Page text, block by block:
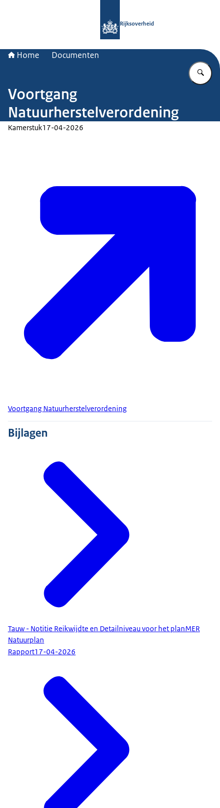
Rijksoverheid
Home Documenten
Voortgang
Natuurherstelverordening
Kamerstuk17-04-2026
Voortgang Natuurherstelverordening
Bijlagen
Tauw - Notitie Reikwijdte en Detailniveau voor het planMER
Natuurplan
Rapport17-04-2026